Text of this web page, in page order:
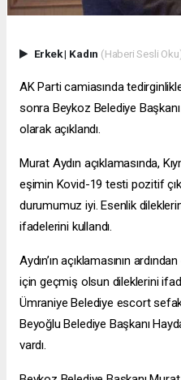
Erkek| Kadın (Haberi Sesli
AK Parti camiasında
sonra Beykoz Belediye
olarak açıklandı.
Murat Aydın açıklamasında,
eşimin Kovid-19 testi pozitif
durumumuz iyi. Esenlik
ifadelerini kullandı.
Aydın’ın açıklamasının
için geçmiş olsun dileklerini
Ümraniye Belediye escort
Beyoğlu Belediye Başkanı
vardı.